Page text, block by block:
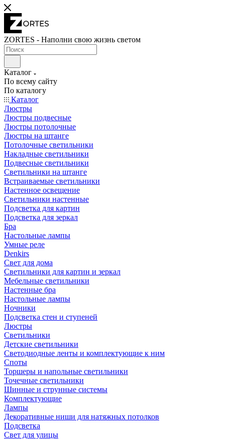
ZORTES - Наполни свою жизнь светом
Каталог
По всему сайту
По каталогу
Каталог
Люстры
Люстры подвесные
Люстры потолочные
Люстры на штанге
Потолочные светильники
Накладные светильники
Подвесные светильники
Светильники на штанге
Встраиваемые светильники
Настенное освещение
Светильники настенные
Подсветка для картин
Подсветка для зеркал
Бра
Настольные лампы
Умные реле
Denkirs
Свет для дома
Светильники для картин и зеркал
Мебельные светильники
Настенные бра
Настольные лампы
Ночники
Подсветка стен и ступеней
Люстры
Светильники
Детские светильники
Светодиодные ленты и комплектующие к ним
Споты
Торшеры и напольные светильники
Точечные светильники
Шинные и струнные системы
Комплектующие
Лампы
Декоративные ниши для натяжных потолков
Подсветка
Свет для улицы